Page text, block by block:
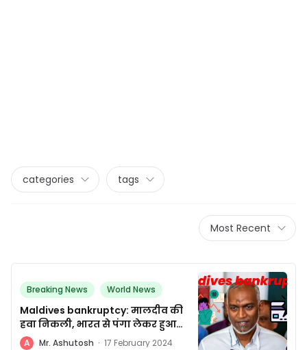
categories tags
Most Recent
Breaking News World News
Maldives bankruptcy: मालदीव की
हवा निकली, भारत से पंगा लेकर हुआ
बर्बाद
A Mr. Ashutosh · 17 February 2024